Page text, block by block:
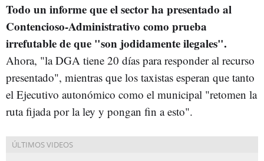
Todo un informe que el sector ha presentado al
Contencioso-Administrativo como prueba
irrefutable de que "son jodidamente ilegales".
Ahora, "la DGA tiene 20 días para responder al recurso
presentado", mientras que los taxistas esperan que tanto
el Ejecutivo autonómico como el municipal "retomen la
ruta fijada por la ley y pongan fin a esto".